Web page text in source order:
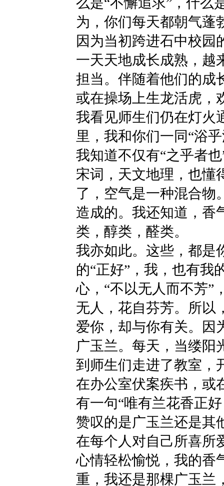
为，你们每天都朝气蓬
因为当初跨进石中校园
一天天地成长成熟，越
担当。伴随着他们的成
或在操场上生龙活虎
我看见师生们仍在灯火
里，我和你们一同“浴
我知道不仅有“之乎者
宋词，天文地理，也懂
了，空气是一种混合物
造成的。我还知道，香
类，醇类，醛类。
我亦如此。这些，都是
的“正好”，我，也有我
心，“不以无人而不芳”
无人，花自芬芳。所以
爱你，却与你有关。因
广玉兰。每天，当缕阳
到师生们走进了教室，
在办公室伏案疾书，或
有一句“唯有兰花香正
赞叹的是广玉兰还是其
在每个人对自己所喜所
心情轻松愉悦，我的香
重，我还是那棵广玉兰